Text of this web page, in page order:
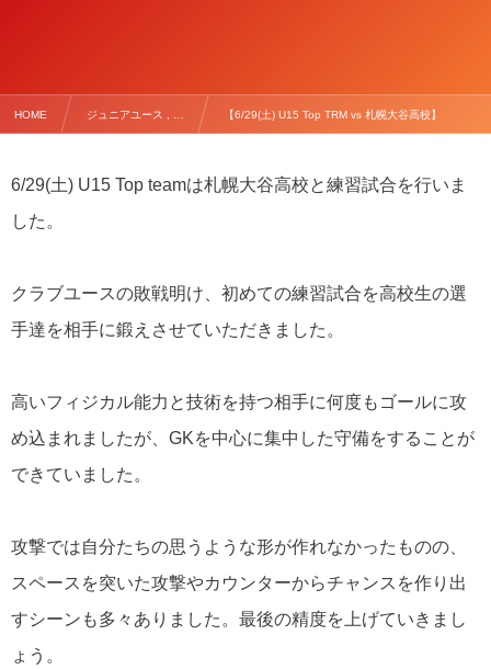
HOME ジュニアユース , … 【6/29(土) U15 Top TRM vs 札幌大谷高校】
6/29(土) U15 Top teamは札幌大谷高校と練習試合を行いま
した。
クラブユースの敗戦明け、初めての練習試合を高校生の選
手達を相手に鍛えさせていただきました。
高いフィジカル能力と技術を持つ相手に何度もゴールに攻
め込まれましたが、GKを中心に集中した守備をすることが
できていました。
攻撃では自分たちの思うような形が作れなかったものの、
スペースを突いた攻撃やカウンターからチャンスを作り出
すシーンも多々ありました。最後の精度を上げていきまし
ょう。